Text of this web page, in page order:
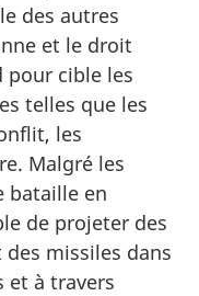
des autres
et le droit
pour cible les
telles que les
les
Malgré les
bataille en
de projeter des
missiles dans
et à travers